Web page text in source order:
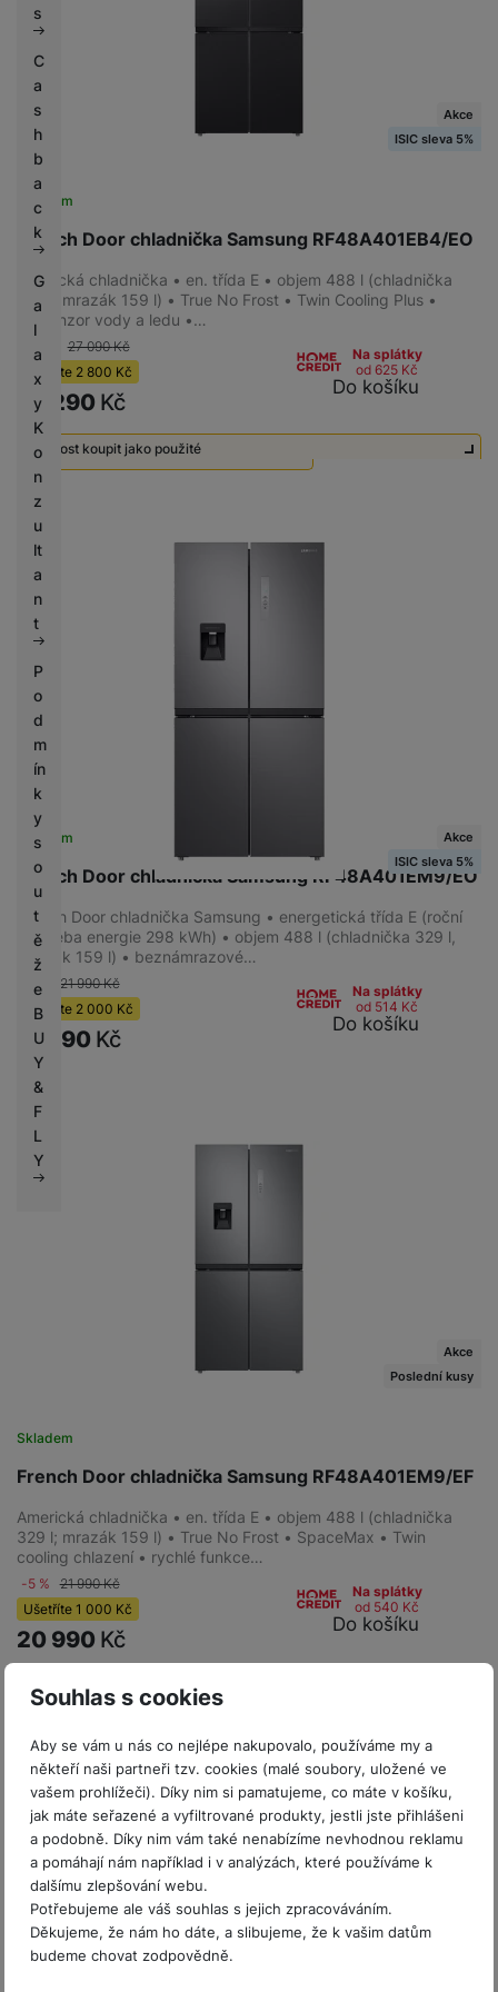
Souhlas s cookies
Aby se vám u nás co nejlépe nakupovalo, používáme my a
někteří naši partneři tzv. cookies (malé soubory, uložené ve
vašem prohlížeči). Díky nim si pamatujeme, co máte v košíku,
jak máte seřazené a vyfiltrované produkty, jestli jste přihlášeni
a podobně. Díky nim vám také nenabízíme nevhodnou reklamu
a pomáhají nám například i v analýzách, které používáme k
dalšímu zlepšování webu.
Potřebujeme ale váš souhlas s jejich zpracováváním.
Děkujeme, že nám ho dáte, a slibujeme, že k vašim datům
budeme chovat zodpovědně.
s
C
a
s
h
b
a
c
k
G
a
l
a
x
y
K
o
n
z
u
lt
a
n
t
P
o
d
m
ín
k
y
s
o
u
t
ě
ž
e
B
U
Y
&
F
L
Y
French Door chladnička Samsung RF48A401EB4/EO
Skladem
Akce
ISIC sleva 5%
Americká chladnička • en. třída E • objem 488 l (chladnička
329 l; mrazák 159 l) • True No Frost • Twin Cooling Plus •
Dispenzor vody a ledu •…
27 090Kč
Ušetříte 2 800 Kč
24 290 Kč
Na splátky
od 625 Kč
Do košíku
Možnost koupit jako použité
Použité - Zánovní - jako nové
French Door chladnička Samsung RF48A401EM9/EO
Skladem
Akce
ISIC sleva 5%
French Door chladnička Samsung • energetická třída E (roční
spotřeba energie 298 kWh) • objem 488 l (chladnička 329 l,
mrazák 159 l) • beznámrazové…
-9 % 21 990Kč
Ušetříte 2 000 Kč
19 990 Kč
Na splátky
od 514 Kč
Do košíku
French Door chladnička Samsung RF48A401EM9/EF
Skladem
Akce
Poslední kusy
Americká chladnička • en. třída E • objem 488 l (chladnička
329 l; mrazák 159 l) • True No Frost • SpaceMax • Twin
cooling chlazení • rychlé funkce…
-5 % 21 990Kč
Ušetříte 1 000 Kč
20 990 Kč
Na splátky
od 540 Kč
Do košíku